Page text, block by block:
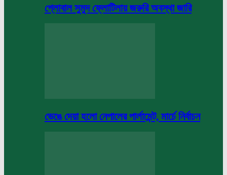
গ্লোবাল সুমুদ ফ্লোটিলায় জরুরি অবস্থা জারি
ভেঙে দেয়া হলো নেপালের পার্লামেন্ট, মার্চে নির্বাচন